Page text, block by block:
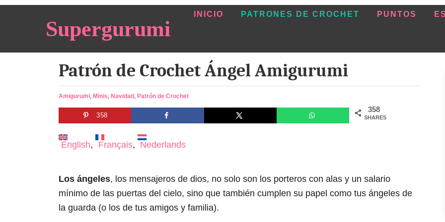
p
INICIO PATRONES DE CROCHET PUNTOS
Supergurumi
Patrón de Crochet Ángel Amigurumi
C
a
g
Amigurumi, Minis, Navidad , Patrón de Crochet
358
SHARES
358
English Français Nederlands
Los ángeles, los mensajeros de dios, no solo son los porteros con alas y un salario
mínimo de las puertas del cielo, sino que también cumplen su papel como tus ángeles de
la guarda (o los de tus amigos y familia).